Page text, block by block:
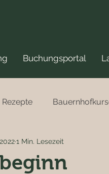
Buchungsportal
Rezepte
1 Min. Lesezeit